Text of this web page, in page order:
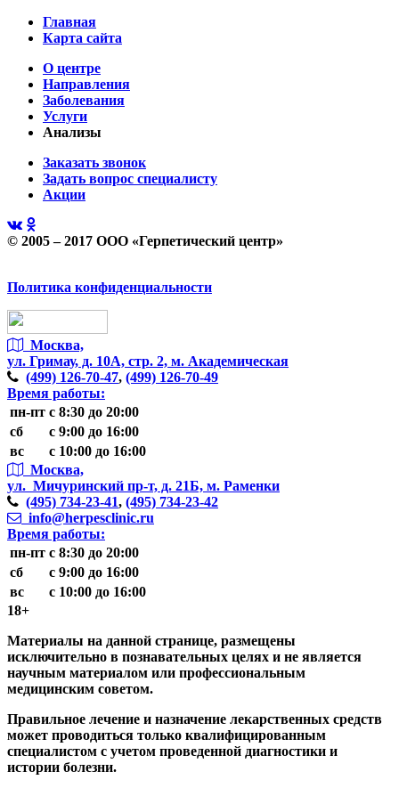
Главная
Карта сайта
О центре
Направления
Заболевания
Услуги
Анализы
Заказать звонок
Задать вопрос специалисту
Акции
© 2005 – 2017 ООО «Герпетический центр»
Политика конфиденциальности
Москва,
ул. Гримау, д. 10А, стр. 2, м. Академическая
(499) 126-70-47, (499) 126-70-49
Время работы:
пн-пт с 8:30 до 20:00
сб
с 9:00 до 16:00
вс
с 10:00 до 16:00
Москва,
ул. Мичуринский пр-т, д. 21Б, м. Раменки
(495) 734-23-41, (495) 734-23-42
info@herpesclinic.ru
Время работы:
пн-пт с 8:30 до 20:00
сб
с 9:00 до 16:00
вс
с 10:00 до 16:00
18+
Материалы на данной странице, размещены
исключительно в познавательных целях и не является
научным материалом или профессиональным
медицинским советом.
Правильное лечение и назначение лекарственных средств
может проводиться только квалифицированным
специалистом с учетом проведенной диагностики и
истории болезни.